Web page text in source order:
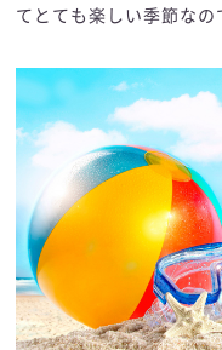
てとても楽しい季節なの